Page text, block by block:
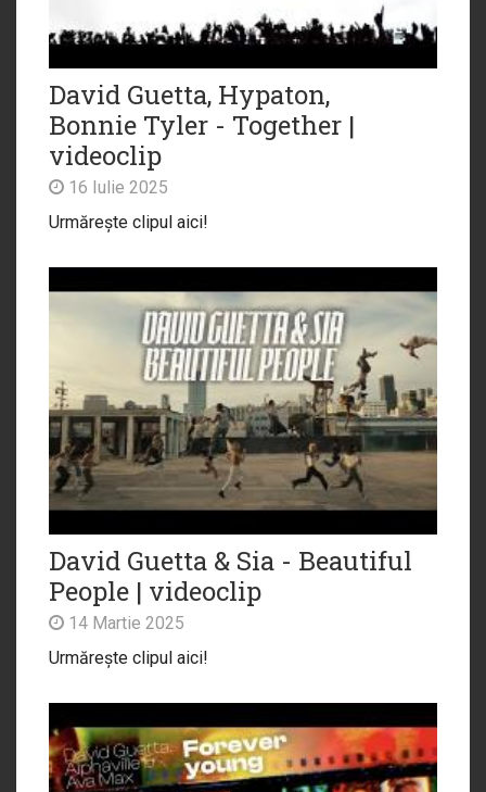
David Guetta, Hypaton,
Bonnie Tyler - Together |
videoclip
16 Iulie 2025
Urmărește clipul aici!
David Guetta & Sia - Beautiful
People | videoclip
14 Martie 2025
Urmărește clipul aici!